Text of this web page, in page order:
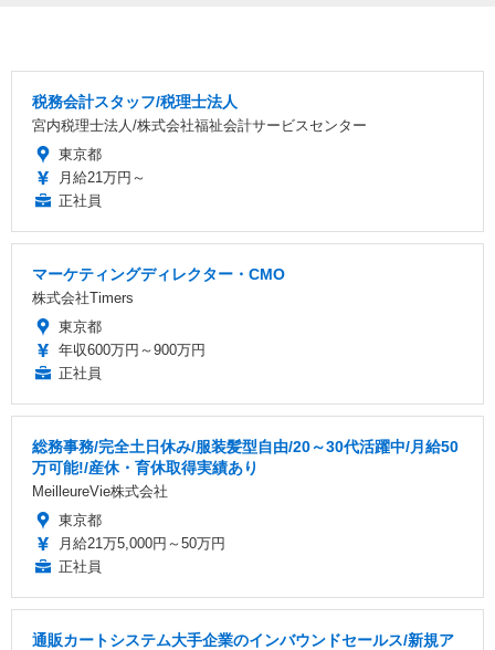
税務会計スタッフ/税理士法人
宮内税理士法人/株式会社福祉会計サービスセンター
東京都
月給21万円～
正社員
マーケティングディレクター・CMO
株式会社Timers
東京都
年収600万円～900万円
正社員
総務事務/完全土日休み/服装髪型自由/20～30代活躍中/月給50
万可能!/産休・育休取得実績あり
MeilleureVie株式会社
東京都
月給21万5,000円～50万円
正社員
通販カートシステム大手企業のインバウンドセールス/新規ア